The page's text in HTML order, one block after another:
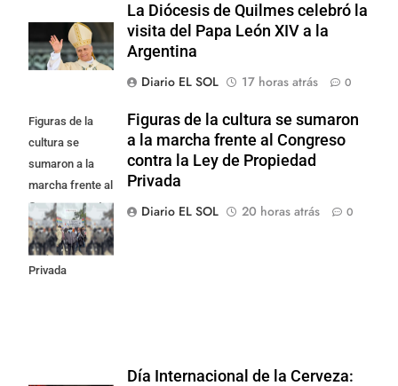
La Diócesis de Quilmes celebró la
visita del Papa León XIV a la
Argentina
Diario EL SOL
17 horas atrás 0
Figuras de la
cultura se
sumaron a la
marcha frente al
Congreso contra
la Ley de
Propiedad
Privada
Figuras de la cultura se sumaron
a la marcha frente al Congreso
contra la Ley de Propiedad
Privada
Diario EL SOL
20 horas atrás 0
Día Internacional de la Cerveza: